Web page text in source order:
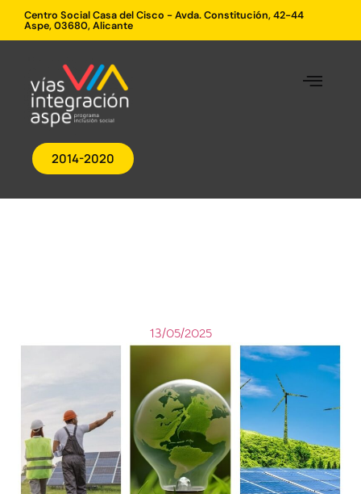
Centro Social Casa del Cisco - Avda. Constitución, 42-44
Aspe, 03680, Alicante
2014-2020
13/05/2025